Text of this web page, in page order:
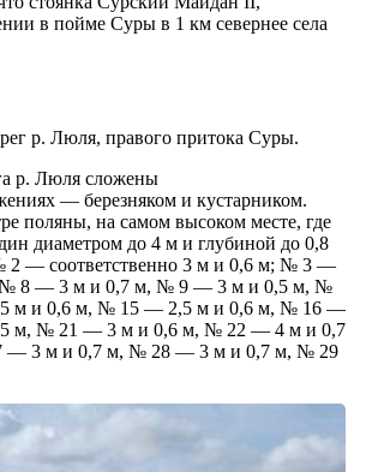
в пойме Суры в 1 км севернее села
р. Люля, правого притока Суры.
р. Люля сложены
— березняком и кустарником.
поляны, на самом высоком месте, где
диаметром до 4 м и глубиной до 0,8
2 — соответственно 3 м и 0,6 м; № 3 —
8 — 3 м и 0,7 м, № 9 — 3 м и 0,5 м, №
м и 0,6 м, № 15 — 2,5 м и 0,6 м, № 16 —
м, № 21 — 3 м и 0,6 м, № 22 — 4 м и 0,7
3 м и 0,7 м, № 28 — 3 м и 0,7 м, № 29